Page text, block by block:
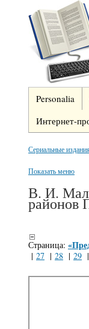
Personalia
Интернет-
Сериальные
Показать меню
В. И.
районов
Страница:
| 27 | 28 | 29 |